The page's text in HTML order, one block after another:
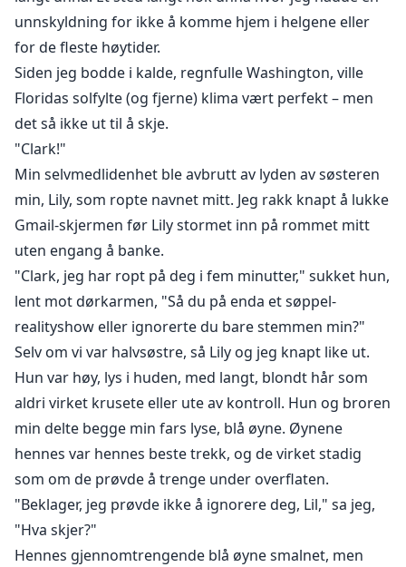
unnskyldning for ikke å komme hjem i helgene eller
for de fleste høytider.
Siden jeg bodde i kalde, regnfulle Washington, ville
Floridas solfylte (og fjerne) klima vært perfekt – men
det så ikke ut til å skje.
"Clark!"
Min selvmedlidenhet ble avbrutt av lyden av søsteren
min, Lily, som ropte navnet mitt. Jeg rakk knapt å lukke
Gmail-skjermen før Lily stormet inn på rommet mitt
uten engang å banke.
"Clark, jeg har ropt på deg i fem minutter," sukket hun,
lent mot dørkarmen, "Så du på enda et søppel-
realityshow eller ignorerte du bare stemmen min?"
Selv om vi var halvsøstre, så Lily og jeg knapt like ut.
Hun var høy, lys i huden, med langt, blondt hår som
aldri virket krusete eller ute av kontroll. Hun og broren
min delte begge min fars lyse, blå øyne. Øynene
hennes var hennes beste trekk, og de virket stadig
som om de prøvde å trenge under overflaten.
"Beklager, jeg prøvde ikke å ignorere deg, Lil," sa jeg,
"Hva skjer?"
Hennes gjennomtrengende blå øyne smalnet, men